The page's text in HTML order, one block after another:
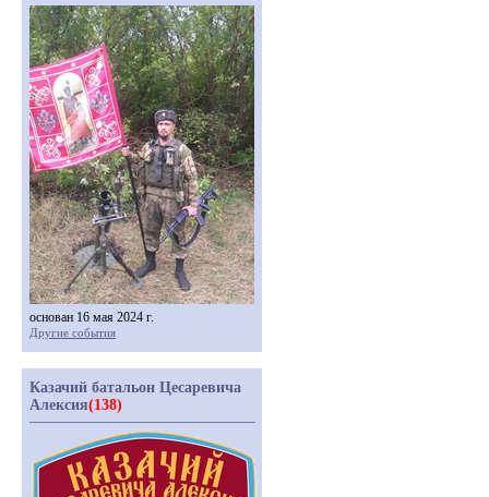
основан 16 мая 2024 г.
Другие события
Казачий батальон Цесаревича
Алексия(138)